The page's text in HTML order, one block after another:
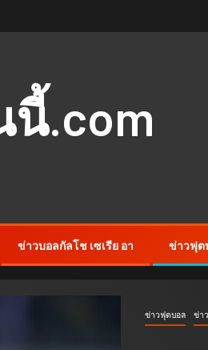
.com
ข่าวบอลกัลโช เซเรีย อา ข่าวฟุต
ข่าวฟุตบอล ข่า